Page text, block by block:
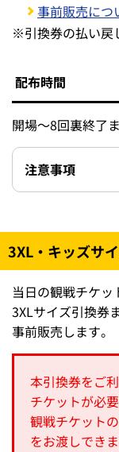
事前販売につ
※引換券の払い戻
配布時間
開場～8回裏終了
注意事項
3XL・キッズサ
当日の観戦チケッ
3XLサイズ引換券
事前販売します。
本引換券をご
チケットが必
観戦チケット
をお渡しでき